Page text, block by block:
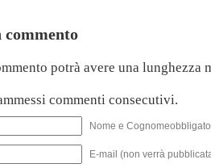
commento
potrà avere una lunghezza
commenti consecutivi.
Nome e
E-mail (non verrà